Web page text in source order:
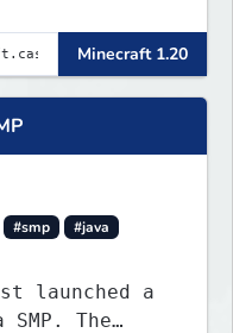
Minecraft 1.20
#smp
#java
The